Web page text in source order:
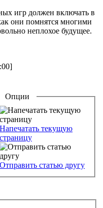
игр должен включать в
они помнятся многими
неплохое будущее.
Опции
Напечатать текущую
страницу
Отправить статью другу